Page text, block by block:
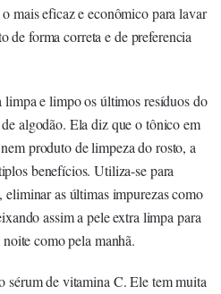
mais eficaz e econômico para lavar
de forma correta e de preferencia
limpa e limpo os últimos resíduos do
algodão. Ela diz que o tônico em
produto de limpeza do rosto, a
benefícios. Utiliza-se para
eliminar as últimas impurezas como
assim a pele extra limpa para
como pela manhã.
sérum de vitamina C. Ele tem muita